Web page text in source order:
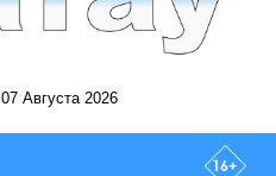
07 Августа 2026